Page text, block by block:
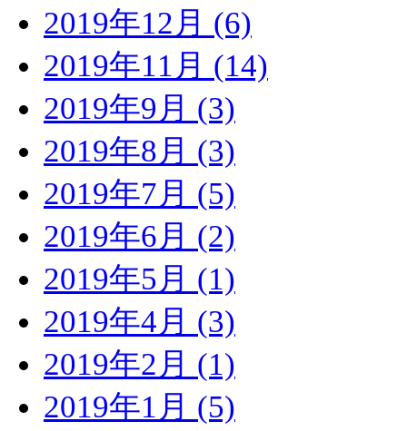
2019年12月 (6)
2019年11月 (14)
2019年9月 (3)
2019年8月 (3)
2019年7月 (5)
2019年6月 (2)
2019年5月 (1)
2019年4月 (3)
2019年2月 (1)
2019年1月 (5)